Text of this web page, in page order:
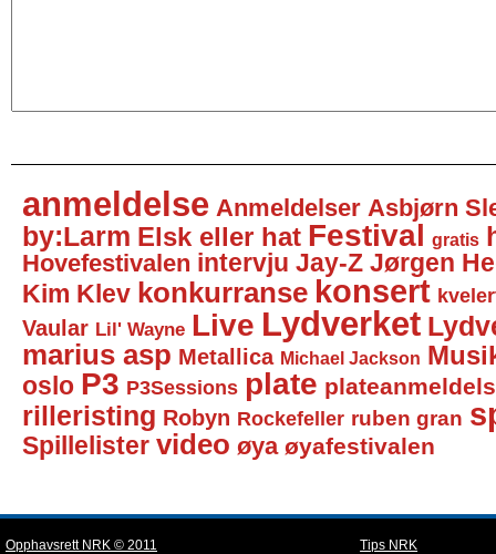
anmeldelse Anmeldelser Asbjørn
by:Larm Elsk eller hat Festival gratis
Hovefestivalen intervju Jay-Z Jørgen
Kim Klev konkurranse konsert
Vaular Lil' Wayne Live Lydverket
marius asp Metallica Michael Jackson
oslo P3 P3Sessions plate
rilleristing Robyn Rockefeller ruben gran
Spillelister video øya øyafestivalen
Opphavsrett NRK © 2011
Tips NRK